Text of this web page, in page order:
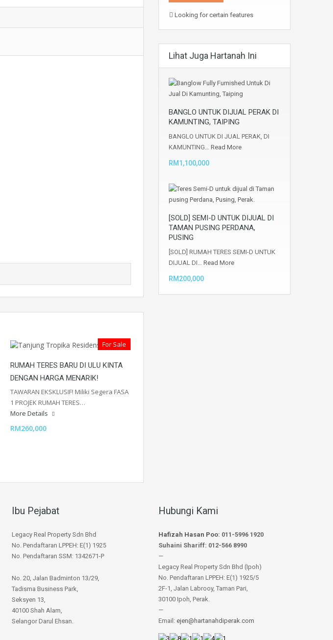
For Sale
RUMAH TERES BARU DI ULU KINTA
DENGAN HARGA MENARIK!
TAWARAN EKSKLUSIF! Miliki Segera FASA
1 PROJEK RUMAH TERES…
More Details
RM260,000
Looking for certain features
Lihat Juga Hartanah Ini
BANGLO UNTUK DIJUAL PERAK DI
KAMUNTING, TAIPING
BANGLO UNTUK DI JUAL PERAK, DI
KAMUNTING… Read More
RM1,100,000
[SOLD] SEMI-D UNTUK DIJUAL DI
TAMAN PUSING PERDANA,
PUSING
[SOLD] RUMAH TERES SEMI-D UNTUK
DIJUAL DI… Read More
RM200,000
Ibu Pejabat
Legacy Real Property Sdn Bhd
No. Pendaftaran LPPEH: E(1) 1925
No. Pendaftaran SSM: 1342671-P
No. 20, Jalan Badminton 13/29,
Tadisma Business Park,
Seksyen 13,
40100 Shah Alam,
Selangor Darul Ehsan.
Hubungi Kami
Hafizah Hasan Poo: 011-5996 1920
Suhaini Shariff: 012-566 8990
—
Legacy Real Property Sdn Bhd (Ipoh)
No. Pendaftaran LPPEH: E(1) 1925/5
2F-1, Jalan Labrooy, Taman Pari,
30100 Ipoh, Perak.
—
Email: ejen@hartanahdiperak.com